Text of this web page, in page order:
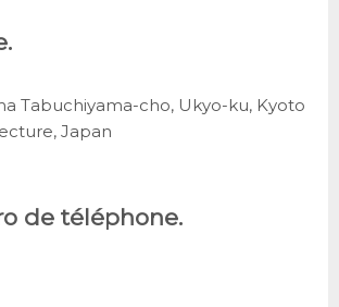
Tabuchiyama-cho, Ukyo-ku, Kyoto
Japan
de téléphone.